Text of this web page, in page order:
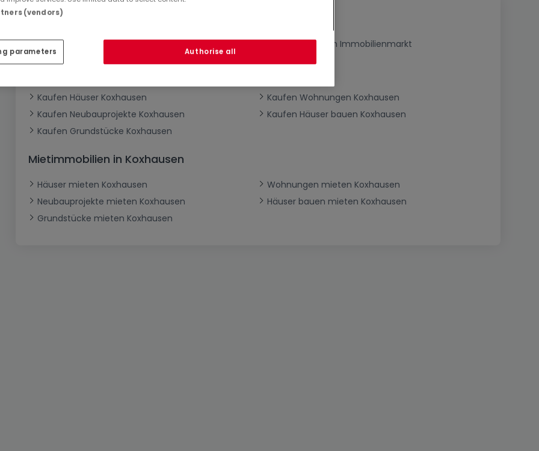
Top Suchaufträge
Immobilienanbieter in Koxhausen Neuigkeiten zum Immobilienmarkt
Kaufen Häuser Koxhausen
Kaufen Wohnungen Koxhausen
Kaufen Neubauprojekte Koxhausen
Kaufen Häuser bauen Koxhausen
Kaufen Grundstücke Koxhausen
Mietimmobilien in Koxhausen
Häuser mieten Koxhausen
Wohnungen mieten Koxhausen
Neubauprojekte mieten Koxhausen
Häuser bauen mieten Koxhausen
Grundstücke mieten Koxhausen
(vendors)
parameters Authorise all